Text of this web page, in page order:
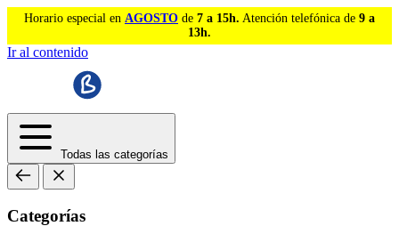
Horario especial en AGOSTO de 7 a 15h. Atención telefónica de 9 a
13h.
Ir al contenido
Todas las categorías
Categorías